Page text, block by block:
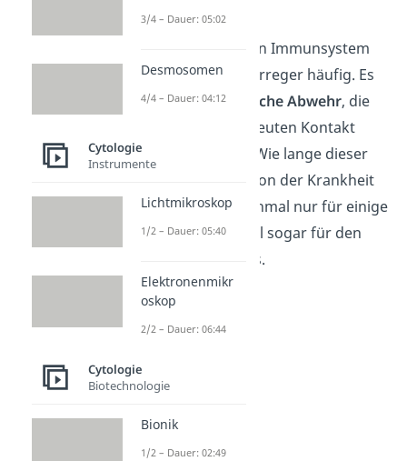
Dein Immunsystem
„merkt“sich den Erreger häufig. Es
bildet einespezifische Abwehr, die
dich bei einem erneuten Kontakt
schneller schützt. Wie lange dieser
Schutz anhält, ist von der Krankheit
abhängig — manchmal nur für einige
Monate, manchmal sogar für den
Rest deines Lebens.
3/4 – Dauer: 05:02
Desmosomen
4/4 – Dauer: 04:12
Cytologie
Instrumente
Lichtmikroskop
1/2 – Dauer: 05:40
Elektronenmikr
oskop
2/2 – Dauer: 06:44
Cytologie
Biotechnologie
Bionik
1/2 – Dauer: 02:49